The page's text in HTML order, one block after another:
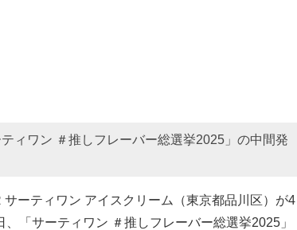
ィワン ＃推しフレーバー総選挙2025」の中間発
ーティワン アイスクリーム（東京都品川区）が4
、「サーティワン ＃推しフレーバー総選挙2025」